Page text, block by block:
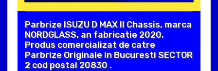
Parbrize ISUZU D MAX II Chassis, marca
NORDGLASS, an fabricatie 2020.
Produs comercializat de catre
Parbrize Originale in Bucuresti SECTOR
2 cod postal 20830 .